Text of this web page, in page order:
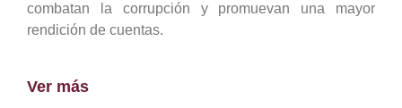
combatan la corrupción y promuevan una mayor
rendición de cuentas.
Ver más